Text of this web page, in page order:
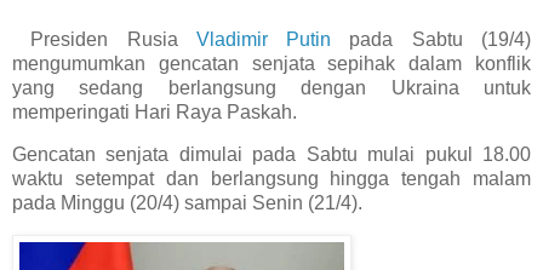
Presiden Rusia Vladimir Putin pada Sabtu (19/4)
mengumumkan gencatan senjata sepihak dalam konflik
yang sedang berlangsung dengan Ukraina untuk
memperingati Hari Raya Paskah.
Gencatan senjata dimulai pada Sabtu mulai pukul 18.00
waktu setempat dan berlangsung hingga tengah malam
pada Minggu (20/4) sampai Senin (21/4).